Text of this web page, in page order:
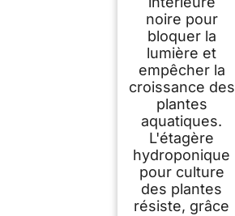
noire pour
bloquer la
lumière et
empêcher la
croissance des
plantes
aquatiques.
L'étagère
hydroponique
pour culture
des plantes
résiste, grâce